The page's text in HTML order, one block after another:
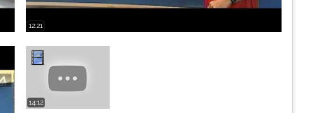
12:21
14:12